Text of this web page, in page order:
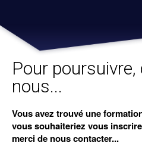
Aller
Pour
nous...
Vous avez trouvé une
vous souhaiteriez vous
merci de nous contacter...